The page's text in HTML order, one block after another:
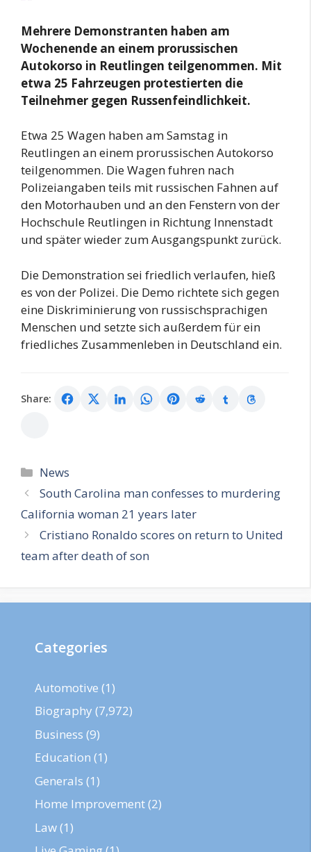
Mehrere Demonstranten haben am
Wochenende an einem prorussischen
Autokorso in Reutlingen teilgenommen. Mit
etwa 25 Fahrzeugen protestierten die
Teilnehmer gegen Russenfeindlichkeit.
Etwa 25 Wagen haben am Samstag in
Reutlingen an einem prorussischen Autokorso
teilgenommen. Die Wagen fuhren nach
Polizeiangaben teils mit russischen Fahnen auf
den Motorhauben und an den Fenstern von der
Hochschule Reutlingen in Richtung Innenstadt
und später wieder zum Ausgangspunkt zurück.
Die Demonstration sei friedlich verlaufen, hieß
es von der Polizei. Die Demo richtete sich gegen
eine Diskriminierung von russischsprachigen
Menschen und setzte sich außerdem für ein
friedliches Zusammenleben in Deutschland ein.
Share:
Categories
News
South Carolina man confesses to murdering
California woman 21 years later
Cristiano Ronaldo scores on return to United
team after death of son
Categories
Automotive (1)
Biography (7,972)
Business (9)
Education (1)
Generals (1)
Home Improvement(2)
Law(1)